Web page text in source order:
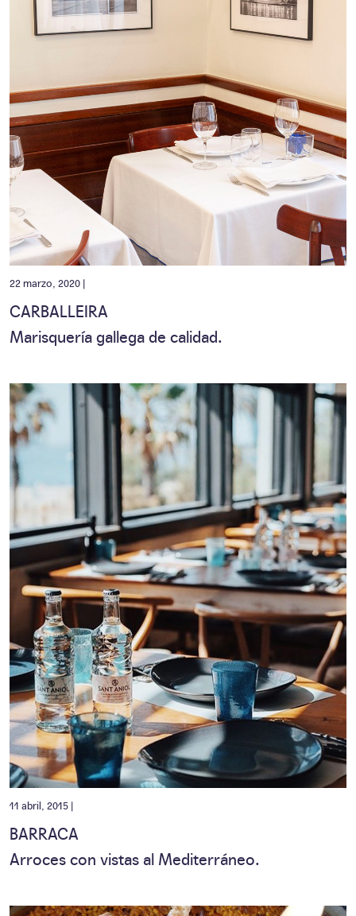
22 marzo, 2020 |
CARBALLEIRA
Marisquería gallega de calidad.
11 abril, 2015 |
BARRACA
Arroces con vistas al Mediterráneo.